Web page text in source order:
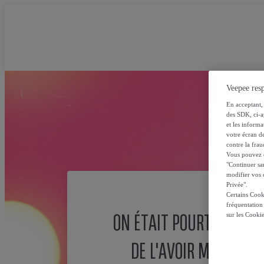
ON ÉTAIT POURTANT
DE L'AVOIR MISE ICI !
Veepee
En
des SDK, ci-
et les
votre écran
contre la
Vous pouvez
"Continuer
modifier vos
Privée".
Certains
fréquentation
sur les